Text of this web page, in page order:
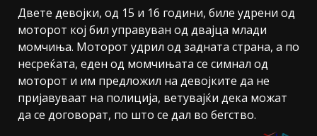
Двете девојки, од 15 и 16 години, биле удрени од
моторот кој бил управуван од двајца млади
момчиња. Моторот удрил од задната страна, а по
несреќата, еден од момчињата се симнал од
моторот и им предложил на девојките да не
пријавуваат на полиција, ветувајќи дека можат
да се договорат, по што се дал во бегство.